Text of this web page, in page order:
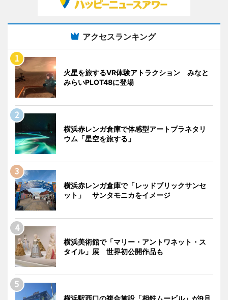
アクセスランキング
火星を旅するVR体験アトラクション みなと
みらいPLOT48に登場
横浜赤レンガ倉庫で体感型アートプラネタリ
ウム「星空を旅する」
横浜赤レンガ倉庫で「レッドブリックサンセ
ット」 サンタモニカをイメージ
横浜美術館で「マリー・アントワネット・ス
タイル」展 世界初公開作品も
横浜駅西口の複合施設「相鉄ムービル」が9月